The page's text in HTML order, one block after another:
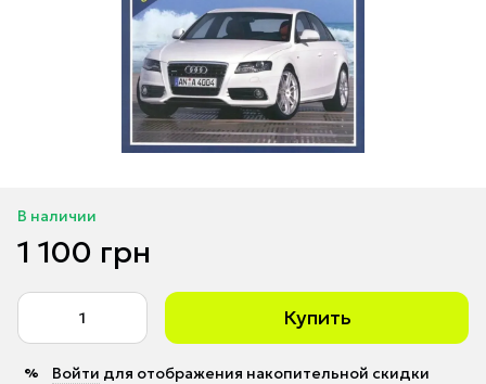
В наличии
1 100 грн
Купить
% Войти для отображения накопительной скидки